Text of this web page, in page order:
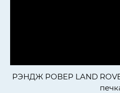
РЭНДЖ РОВЕР LAND